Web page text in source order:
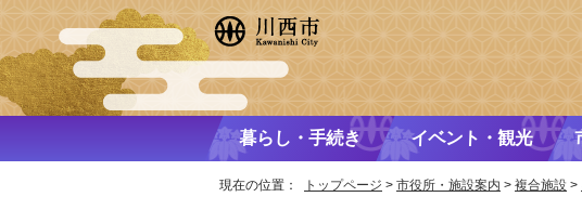
暮らし・手続き イベント・観光
現在の位置： トップページ > 市役所・施設案内 > 複合施設 >